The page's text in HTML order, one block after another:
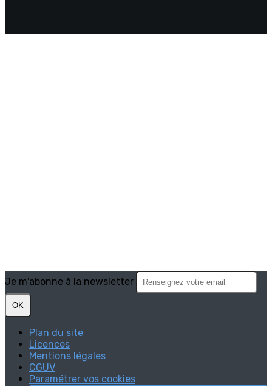
Je m'abonne à la newsletter
OK
Plan du site
Licences
Mentions légales
CGUV
Paramétrer vos cookies